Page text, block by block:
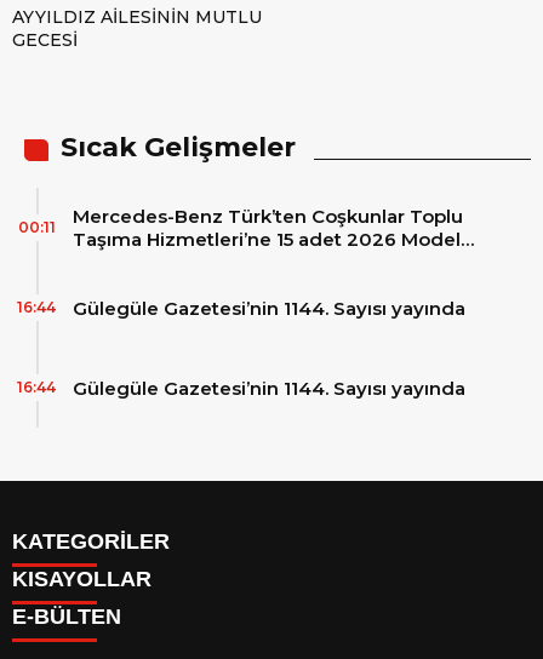
AYYILDIZ AİLESİNİN MUTLU
GECESİ
Sıcak Gelişmeler
Mercedes-Benz Türk’ten Coşkunlar Toplu
Taşıma Hizmetleri’ne 15 adet 2026 Model
00:11
Gülegüle Gazetesi’nin 1144. Sayısı yayında
16:44
Gülegüle Gazetesi’nin 1144. Sayısı yayında
16:44
KATEGORİLER
Reklam
Firma Rehberi
İletişim
KISAYOLLAR
Facebook
E-BÜLTEN